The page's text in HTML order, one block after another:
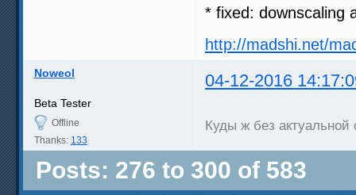
* fixed: downscaling
http://madshi.net/
Noweol 04-12-2016
Beta Tester
Offline
Thanks: 133
Куды ж без
Posts: 276 to 300 of 583